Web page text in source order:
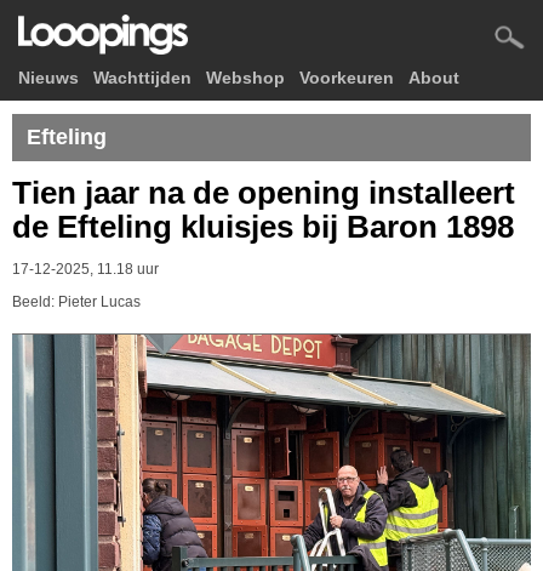
Nieuws Wachttijden Webshop Voorkeuren About
Efteling
Tien jaar na de opening installeert
de Efteling kluisjes bij Baron 1898
17-12-2025, 11.18 uur
Beeld: Pieter Lucas